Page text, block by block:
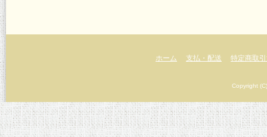
ホーム 支払・配送 特定商取
Copyright